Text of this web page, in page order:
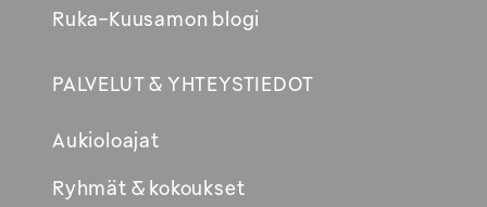
Ruka-Kuusamon blogi
PALVELUT & YHTEYSTIEDOT
Aukioloajat
Ryhmät & kokoukset